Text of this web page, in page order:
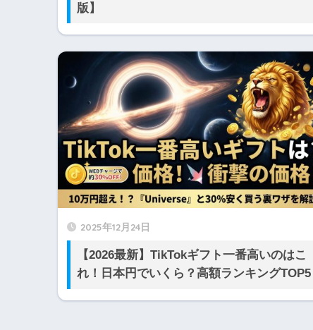
版】
2025年12月24日
【2026最新】TikTokギフト一番高いのはこ
れ！日本円でいくら？高額ランキングTOP5